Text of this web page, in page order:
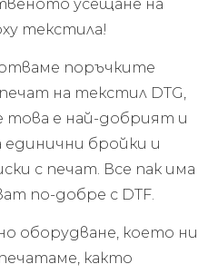
усещане на
текстила!
поръчките
на текстил DTG,
това е най-добрият и
единични бройки и
с печат. Все пак има
по-добре с DTF.
оборудване, което ни
както